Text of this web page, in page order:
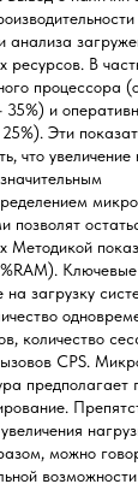
анализа
ресурсов. В
процессора
35%) и
Эти
что
позволят
Методикой
загрузку
количество
CPS.
предполагает
можно